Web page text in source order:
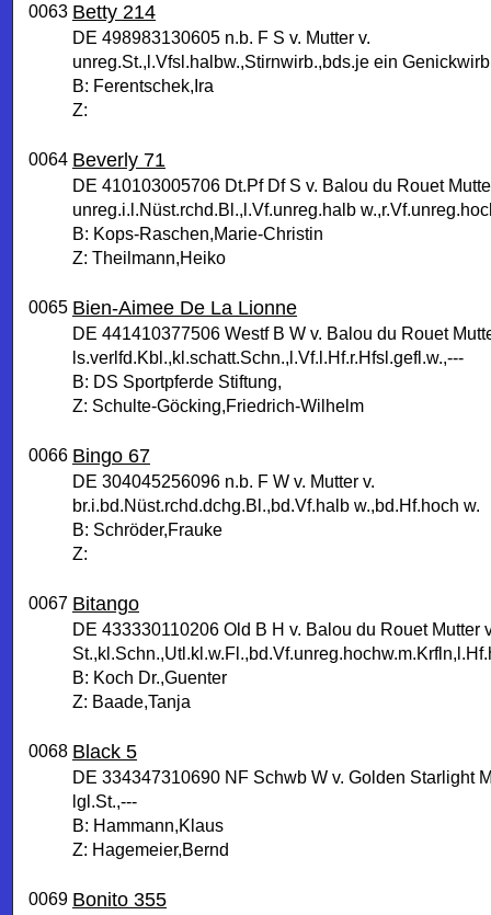
0063 Betty 214
DE 498983130605 n.b. F S v. Mutter v.
unreg.St.,l.Vfsl.halbw.,Stirnwirb.,bds.je ein
B: Ferentschek,Ira
Z:
0064 Beverly 71
DE 410103005706 Dt.Pf Df S v. Balou du Rouet
unreg.i.l.Nüst.rchd.Bl.,l.Vf.unreg.halb
B: Kops-Raschen,Marie-Christin
Z: Theilmann,Heiko
0065 Bien-Aimee De La Lionne
DE 441410377506 Westf B W v. Balou du Rouet
ls.verlfd.Kbl.,kl.schatt.Schn.,l.Vf.l.Hf.r.Hfsl.gefl.w.,---
B: DS Sportpferde Stiftung,
Z: Schulte-Göcking,Friedrich-Wilhelm
0066 Bingo 67
DE 304045256096 n.b. F W v. Mutter v.
br.i.bd.Nüst.rchd.dchg.Bl.,bd.Vf.halb w.,bd.Hf.hoch w.
B: Schröder,Frauke
Z:
0067 Bitango
DE 433330110206 Old B H v. Balou du Rouet Mutter
B: Koch Dr.,Guenter
Z: Baade,Tanja
0068 Black 5
DE 334347310690 NF Schwb W v. Golden Starlight
lgl.St.,---
B: Hammann,Klaus
Z: Hagemeier,Bernd
0069 Bonito 355